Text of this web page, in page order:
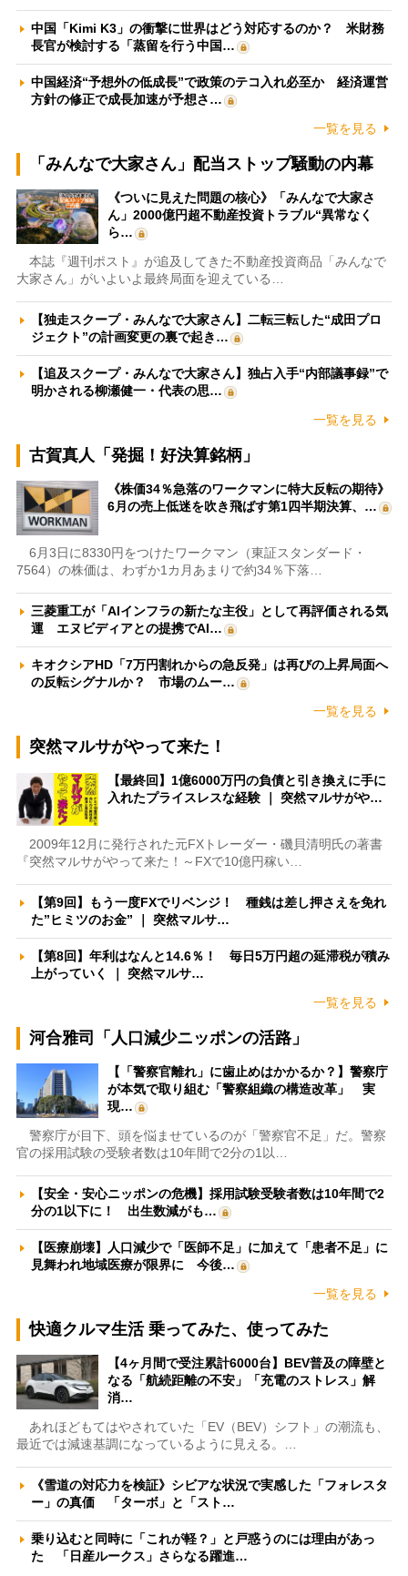
中国「Kimi K3」の衝撃に世界はどう対応するのか？ 米財務
長官が検討する「蒸留を行う中国…
中国経済“予想外の低成長”で政策のテコ入れ必至か 経済運営
方針の修正で成長加速が予想さ…
一覧を見る
「みんなで大家さん」配当ストップ騒動の内幕
《ついに見えた問題の核心》「みんなで大家さ
ん」2000億円超不動産投資トラブル“異常なく
ら…
本誌『週刊ポスト』が追及してきた不動産投資商品「みんなで
大家さん」がいよいよ最終局面を迎えている…
【独走スクープ・みんなで大家さん】二転三転した“成田プロ
ジェクト”の計画変更の裏で起き…
【追及スクープ・みんなで大家さん】独占入手“内部議事録”で
明かされる柳瀬健一・代表の思…
一覧を見る
古賀真人「発掘！好決算銘柄」
《株価34％急落のワークマンに特大反転の期待》
6月の売上低迷を吹き飛ばす第1四半期決算、…
6月3日に8330円をつけたワークマン（東証スタンダード・
7564）の株価は、わずか1カ月あまりで約34％下落…
三菱重工が「AIインフラの新たな主役」として再評価される気
運 エヌビディアとの提携でAI…
キオクシアHD「7万円割れからの急反発」は再びの上昇局面へ
の反転シグナルか？ 市場のムー…
一覧を見る
突然マルサがやって来た！
【最終回】1億6000万円の負債と引き換えに手に
入れたプライスレスな経験 ｜ 突然マルサがや…
2009年12月に発行された元FXトレーダー・磯貝清明氏の著書
『突然マルサがやって来た！～FXで10億円稼い…
【第9回】もう一度FXでリベンジ！ 種銭は差し押さえを免れ
た”ヒミツのお金” ｜ 突然マルサ…
【第8回】年利はなんと14.6％！ 毎日5万円超の延滞税が積み
上がっていく ｜ 突然マルサ…
一覧を見る
河合雅司「人口減少ニッポンの活路」
【「警察官離れ」に歯止めはかかるか？】警察庁
が本気で取り組む「警察組織の構造改革」 実
現…
警察庁が目下、頭を悩ませているのが「警察官不足」だ。警察
官の採用試験の受験者数は10年間で2分の1以…
【安全・安心ニッポンの危機】採用試験受験者数は10年間で2
分の1以下に！ 出生数減がも…
【医療崩壊】人口減少で「医師不足」に加えて「患者不足」に
見舞われ地域医療が限界に 今後…
一覧を見る
快適クルマ生活 乗ってみた、使ってみた
【4ヶ月間で受注累計6000台】BEV普及の障壁と
なる「航続距離の不安」「充電のストレス」解
消…
あれほどもてはやされていた「EV（BEV）シフト」の潮流も、
最近では減速基調になっているように見える。…
《雪道の対応力を検証》シビアな状況で実感した「フォレスタ
ー」の真価 「ターボ」と「スト…
乗り込むと同時に「これが軽？」と戸惑うのには理由があっ
た 「日産ルークス」さらなる躍進…